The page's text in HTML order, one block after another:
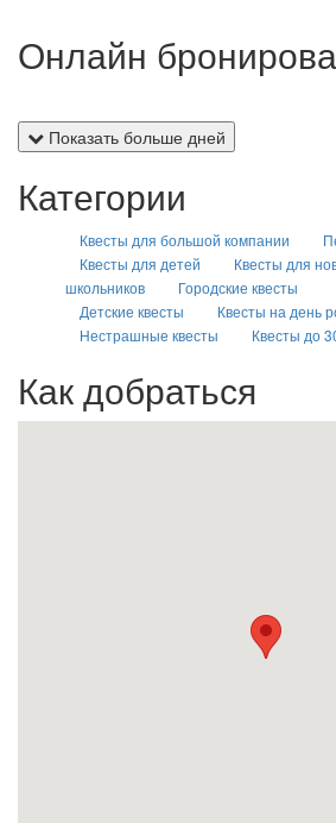
Онлайн
Показать больше дней
Категории
Квесты для большой компании
Квесты для детей
Квесты для
школьников
Городские квесты
Детские квесты
Квесты на день
Нестрашные квесты
Квесты до
Как добраться